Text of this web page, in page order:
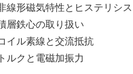
形磁気特性とヒステリシス
鉄心の取り扱い
ル素線と交流抵抗
クと電磁加振力